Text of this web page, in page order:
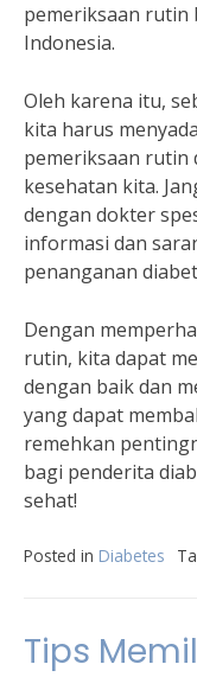
pemeriksaan rutin
Indonesia.
Oleh karena itu,
kita harus
pemeriksaan rutin
kesehatan kita.
dengan dokter
informasi dan
penanganan
Dengan
rutin, kita dapat
dengan baik dan
yang dapat
remehkan
bagi penderita
sehat!
Posted in Diabetes
Tips